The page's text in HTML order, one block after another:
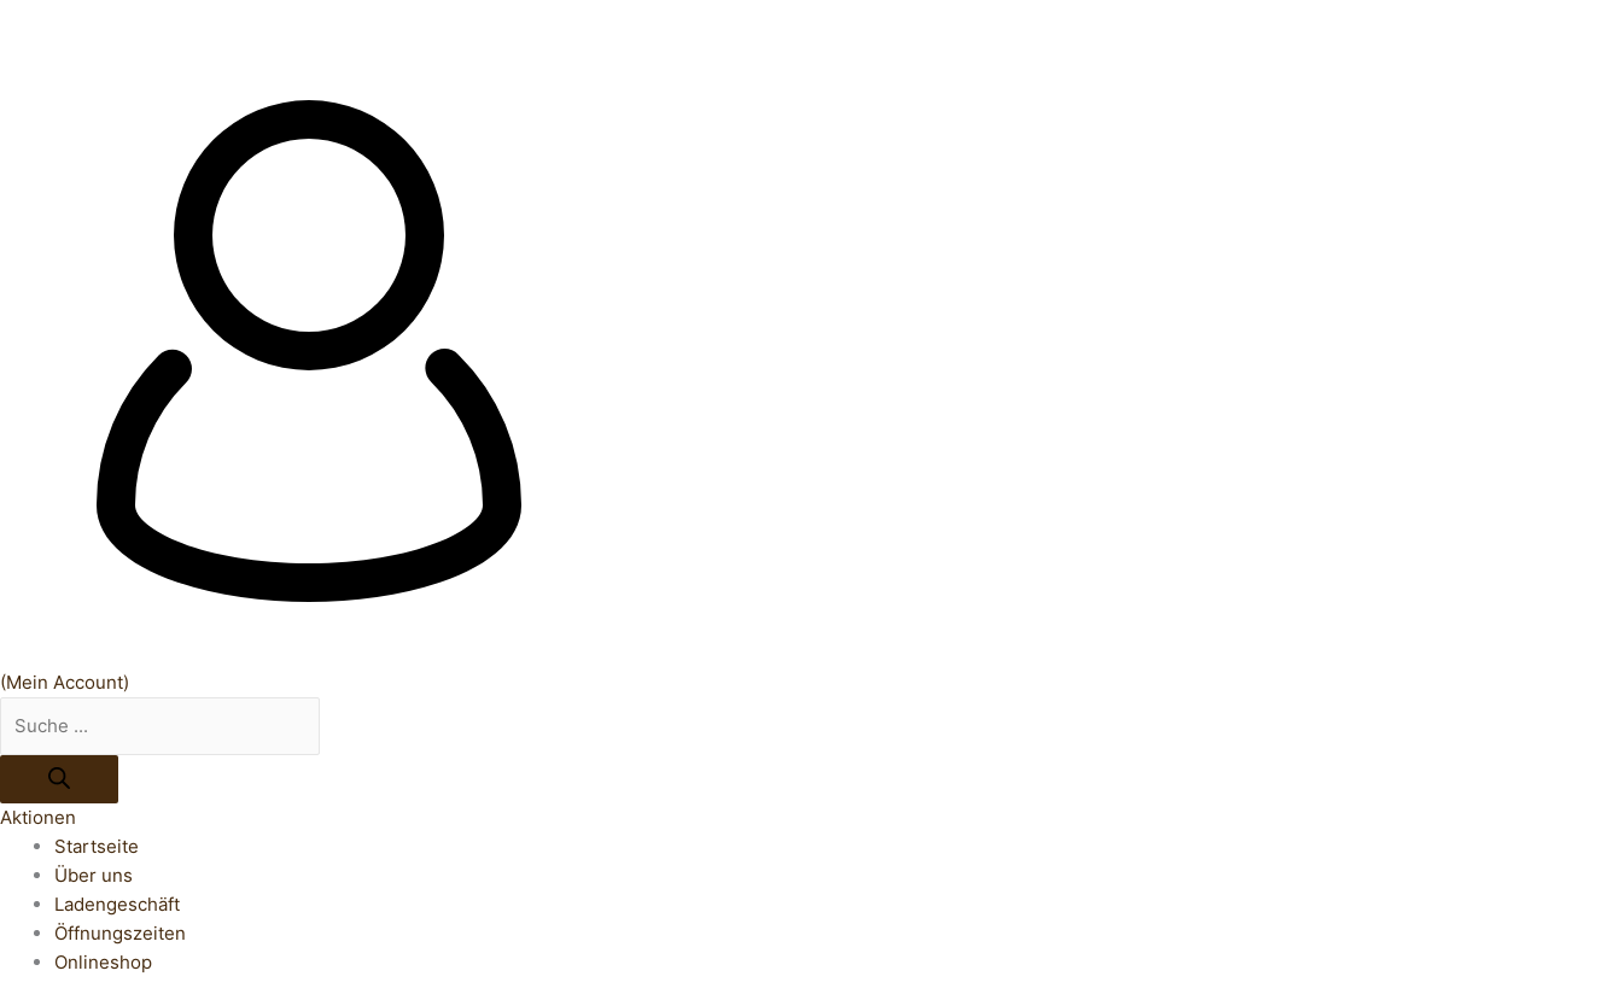
(Mein Account)
Aktionen
Startseite
Über uns
Ladengeschäft
Öffnungszeiten
Onlineshop